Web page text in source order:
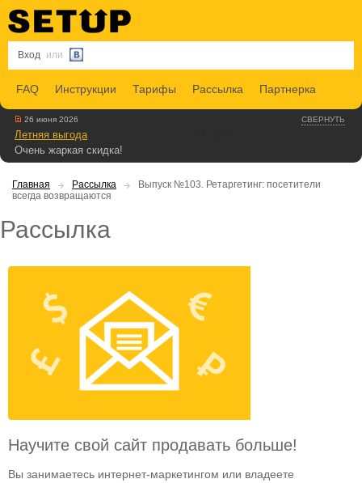
Вход или
FAQ Инструкции Тарифы Рассылка Партнерка
СВЕРНУТЬ
26 июня 2026
Летняя выгода
Очень жаркая скидка!
Главная Рассылка
Выпуск №103. Ретаргетинг: посетители
всегда возвращаются
Рассылка
Научите свой сайт продавать больше!
Вы занимаетесь интернет-маркетингом или владеете